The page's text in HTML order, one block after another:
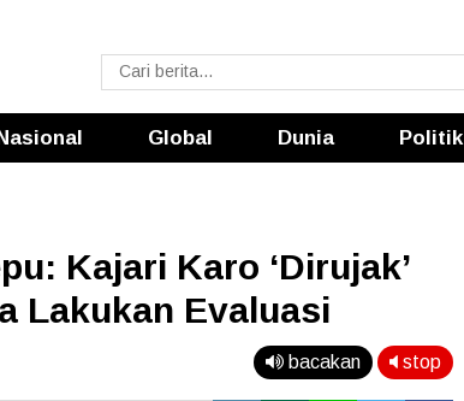
Nasional Global Dunia Politik
Kajari Karo ‘Dirujak’
Lakukan Evaluasi
bacakan stop